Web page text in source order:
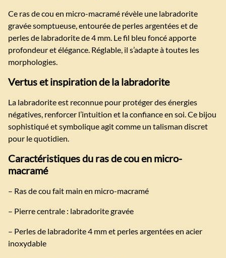
Ce ras de cou en micro-macramé révèle une labradorite
gravée somptueuse, entourée de perles argentées et de
perles de labradorite de 4 mm. Le fil bleu foncé apporte
profondeur et élégance. Réglable, il s’adapte à toutes les
morphologies.
Vertus et inspiration de la labradorite
La labradorite est reconnue pour protéger des énergies
négatives, renforcer l’intuition et la confiance en soi. Ce bijou
sophistiqué et symbolique agit comme un talisman discret
pour le quotidien.
Caractéristiques du ras de cou en micro-
macramé
– Ras de cou fait main en micro-macramé
– Pierre centrale : labradorite gravée
– Perles de labradorite 4 mm et perles argentées en acier
inoxydable